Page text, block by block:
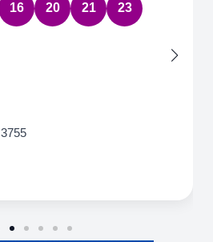
16 20 21 23
3755